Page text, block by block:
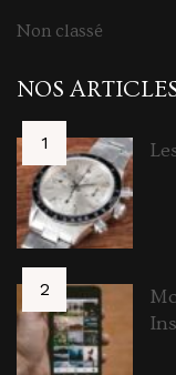
Non classé
NOS